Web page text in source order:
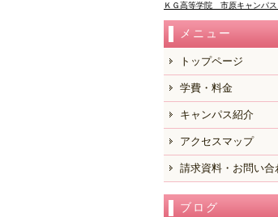
ＫＧ高等学院 市原キャンパ
メニュー
トップページ
学費・料金
キャンパス紹介
アクセスマップ
請求資料・お問い合
ブログ